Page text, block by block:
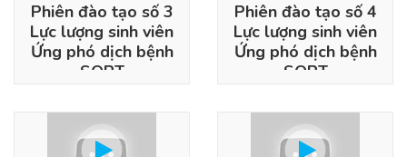
Phiên đào tạo số 3
Lực lượng sinh viên
Ứng phó dịch bệnh
SORT
Phiên đào tạo số 4
Lực lượng sinh viên
Ứng phó dịch bệnh
SORT